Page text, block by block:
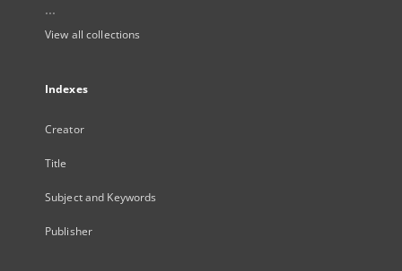
...
View all collections
Indexes
Creator
Title
Subject and Keywords
Publisher